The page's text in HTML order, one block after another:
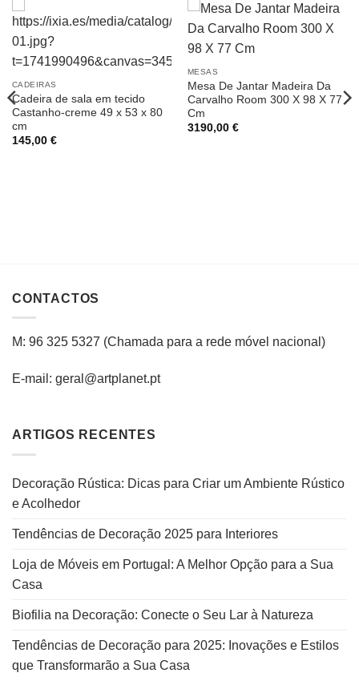
CADEIRAS
Cadeira de sala em tecido
Castanho-creme 49 x 53 x 80
cm
145,00 €
MESAS
Mesa De Jantar Madeira Da
Carvalho Room 300 X 98 X 77
Cm
3190,00 €
CONTACTOS
M: 96 325 5327 (Chamada para a rede móvel nacional )
E-mail: geral@artplanet.pt
ARTIGOS RECENTES
Decoração Rústica: Dicas para Criar um Ambiente Rústico
e Acolhedor
Tendências de Decoração 2025 para Interiores
Loja de Móveis em Portugal: A Melhor Opção para a Sua
Casa
Biofilia na Decoração: Conecte o Seu Lar à Natureza
Tendências de Decoração para 2025: Inovações e Estilos
que Transformarão a Sua Casa